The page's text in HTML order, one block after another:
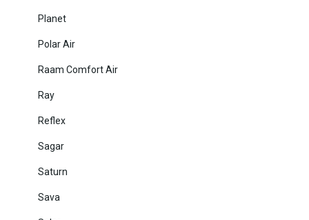
Planet
Polar Air
Raam Comfort Air
Ray
Reflex
Sagar
Saturn
Sava